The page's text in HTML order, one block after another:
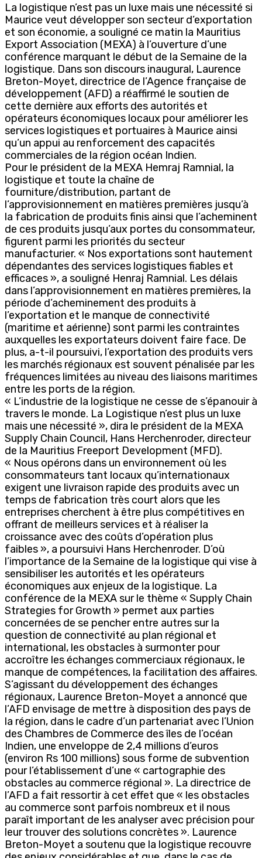
La logistique n’est pas un luxe mais une nécessité si
Maurice veut développer son secteur d’exportation
et son économie, a souligné ce matin la Mauritius
Export Association (MEXA) à l’ouverture d’une
conférence marquant le début de la Semaine de la
logistique. Dans son discours inaugural, Laurence
Breton-Moyet, directrice de l’Agence française de
développement (AFD) a réaffirmé le soutien de
cette dernière aux efforts des autorités et
opérateurs économiques locaux pour améliorer les
services logistiques et portuaires à Maurice ainsi
qu’un appui au renforcement des capacités
commerciales de la région océan Indien.
Pour le président de la MEXA Hemraj Ramnial, la
logistique et toute la chaîne de
fourniture/distribution, partant de
l’approvisionnement en matières premières jusqu’à
la fabrication de produits finis ainsi que l’acheminent
de ces produits jusqu’aux portes du consommateur,
figurent parmi les priorités du secteur
manufacturier. « Nos exportations sont hautement
dépendantes des services logistiques fiables et
efficaces », a souligné Henraj Ramnial. Les délais
dans l’approvisionnement en matières premières, la
période d’acheminement des produits à
l’exportation et le manque de connectivité
(maritime et aérienne) sont parmi les contraintes
auxquelles les exportateurs doivent faire face. De
plus, a-t-il poursuivi, l’exportation des produits vers
les marchés régionaux est souvent pénalisée par les
fréquences limitées au niveau des liaisons maritimes
entre les ports de la région.
« L’industrie de la logistique ne cesse de s’épanouir à
travers le monde. La Logistique n’est plus un luxe
mais une nécessité », dira le président de la MEXA
Supply Chain Council, Hans Herchenroder, directeur
de la Mauritius Freeport Development (MFD).
« Nous opérons dans un environnement où les
consommateurs tant locaux qu’internationaux
exigent une livraison rapide des produits avec un
temps de fabrication très court alors que les
entreprises cherchent à être plus compétitives en
offrant de meilleurs services et à réaliser la
croissance avec des coûts d’opération plus
faibles », a poursuivi Hans Herchenroder. D’où
l’importance de la Semaine de la logistique qui vise à
sensibiliser les autorités et les opérateurs
économiques aux enjeux de la logistique. La
conférence de la MEXA sur le thème « Supply Chain
Strategies for Growth » permet aux parties
concernées de se pencher entre autres sur la
question de connectivité au plan régional et
international, les obstacles à surmonter pour
accroître les échanges commerciaux régionaux, le
manque de compétences, la facilitation des affaires.
S’agissant du développement des échanges
régionaux, Laurence Breton-Moyet a annoncé que
l’AFD envisage de mettre à disposition des pays de
la région, dans le cadre d’un partenariat avec l’Union
des Chambres de Commerce des îles de l’océan
Indien, une enveloppe de 2,4 millions d’euros
(environ Rs 100 millions) sous forme de subvention
pour l’établissement d’une « cartographie des
obstacles au commerce régional ». La directrice de
l’AFD a fait ressortir à cet effet que « les obstacles
au commerce sont parfois nombreux et il nous
paraît important de les analyser avec précision pour
leur trouver des solutions concrètes ». Laurence
Breton-Moyet a soutenu que la logistique recouvre